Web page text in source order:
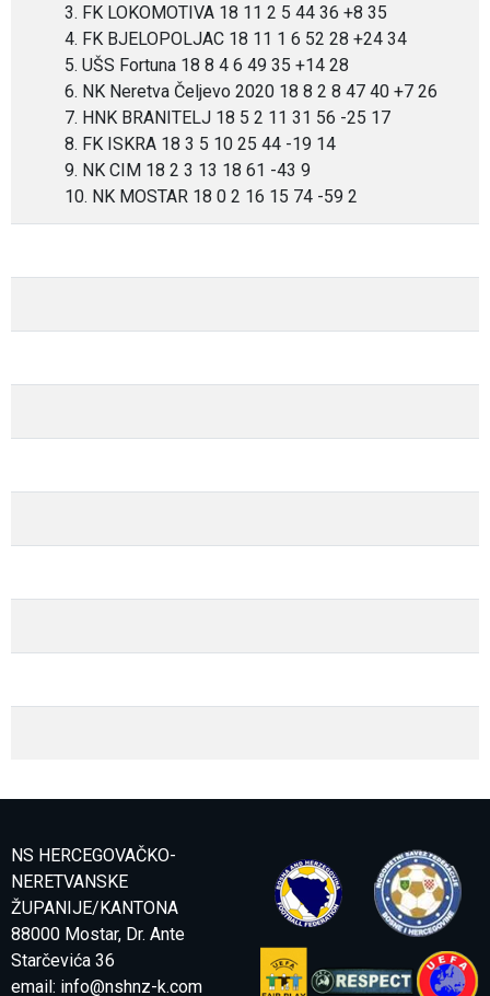
3. FK LOKOMOTIVA 18 11 2 5 44 36 +8 35
4. FK BJELOPOLJAC 18 11 1 6 52 28 +24 34
5. UŠS Fortuna 18 8 4 6 49 35 +14 28
6. NK Neretva Čeljevo 2020 18 8 2 8 47 40 +7 26
7. HNK BRANITELJ 18 5 2 11 31 56 -25 17
8. FK ISKRA 18 3 5 10 25 44 -19 14
9. NK CIM 18 2 3 13 18 61 -43 9
10. NK MOSTAR 18 0 2 16 15 74 -59 2
NS HERCEGOVAČKO-
NERETVANSKE
ŽUPANIJE/KANTONA
88000 Mostar, Dr. Ante
Starčevića 36
email: info@nshnz-k.com